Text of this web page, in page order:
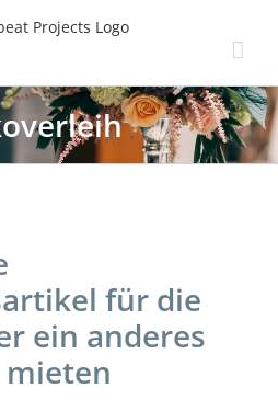
für die
ein anderes
mieten